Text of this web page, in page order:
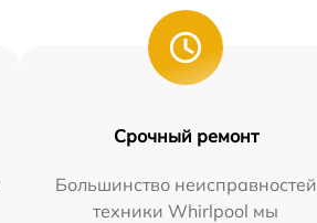
Срочный ремонт
Большинство неисправностей
техники Whirlpool мы